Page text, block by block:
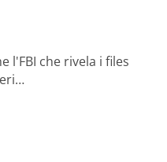
l'FBI che rivela i files